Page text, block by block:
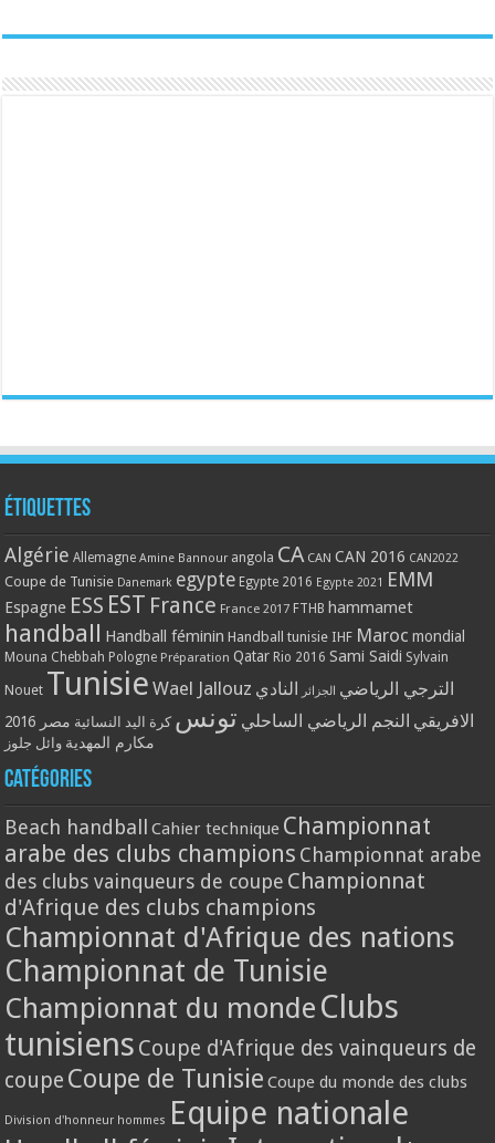
Étiquettes
Algérie Allemagne Amine Bannour angola CA CAN CAN 2016 CAN2022
Coupe de Tunisie Danemark egypte Egypte 2016 Egypte 2021 EMM
Espagne ESS EST France France 2017 FTHB hammamet
handball Handball féminin Handball tunisie IHF Maroc mondial
Mouna Chebbah Pologne Préparation Qatar Rio 2016 Sami Saidi Sylvain
Nouet Tunisie Wael Jallouz الترجي الرياضي الجزائر النادي
الافريقي النجم الرياضي الساحلي تونس كرة اليد النسائية مصر 2016
مكارم المهدية وائل جلوز
Catégories
Beach handball Cahier technique Championnat
arabe des clubs champions Championnat arabe
des clubs vainqueurs de coupe Championnat
d'Afrique des clubs champions
Championnat d'Afrique des nations
Championnat de Tunisie
Championnat du monde Clubs
tunisiens Coupe d'Afrique des vainqueurs de
coupe Coupe de Tunisie Coupe du monde des clubs
Division d'honneur hommes Equipe nationale